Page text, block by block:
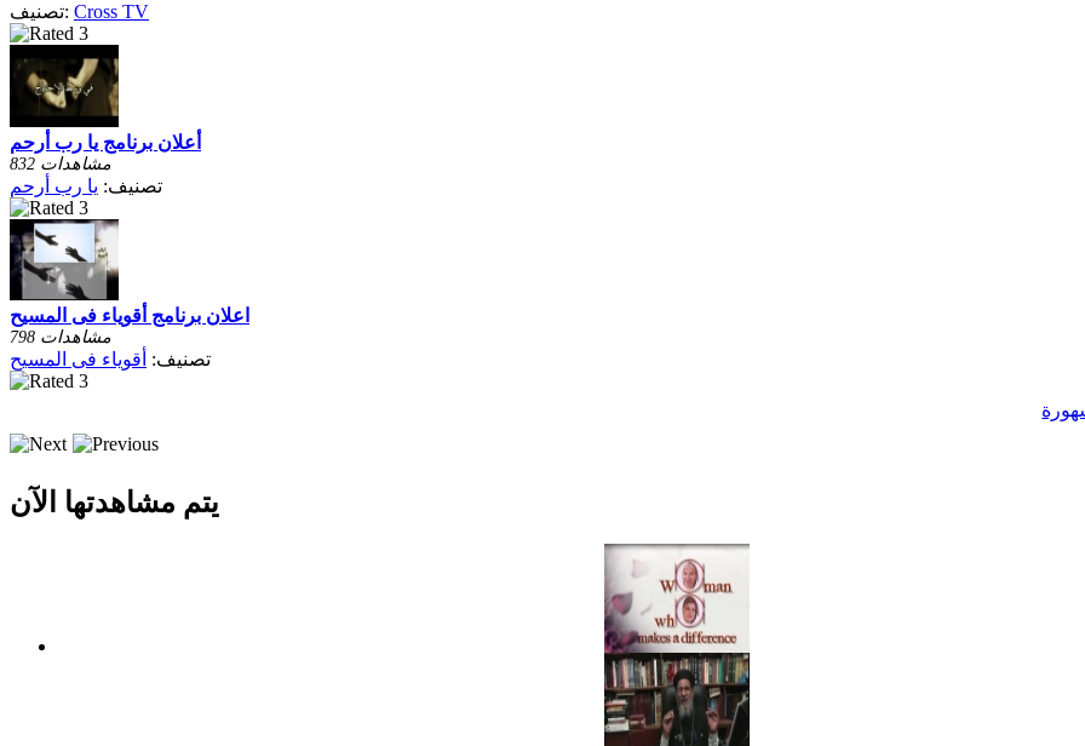
تصنيف: Cross TV
أعلان برنامج يا رب أرحم
832 مشاهدات
تصنيف: يا رب أرحم
اعلان برنامج أقوياء فى المسيح
798 مشاهدات
تصنيف: أقوياء فى المسيح
يتم مشاهدتها الآن